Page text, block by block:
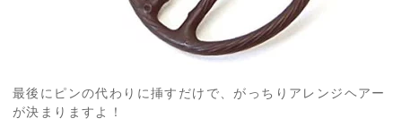
最後にピンの代わりに挿すだけで、がっちりアレンジヘアー
が決まりますよ！